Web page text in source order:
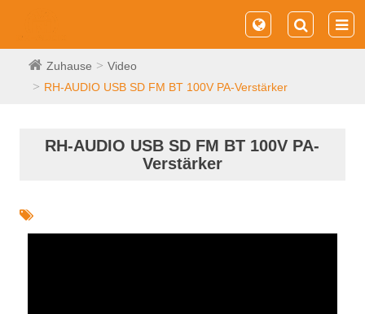
Zuhause
Video
RH-AUDIO USB SD FM BT 100V PA-Verstärker
RH-AUDIO USB SD FM BT 100V PA-
Verstärker